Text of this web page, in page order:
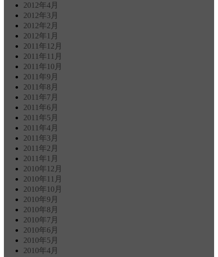
2012年4月
2012年3月
2012年2月
2012年1月
2011年12月
2011年11月
2011年10月
2011年9月
2011年8月
2011年7月
2011年6月
2011年5月
2011年4月
2011年3月
2011年2月
2011年1月
2010年12月
2010年11月
2010年10月
2010年9月
2010年8月
2010年7月
2010年6月
2010年5月
2010年4月